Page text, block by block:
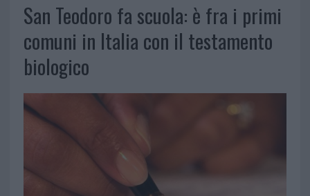
San Teodoro fa scuola: è fra i primi
comuni in Italia con il testamento
biologico